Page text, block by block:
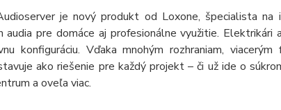
je nový produkt od Loxone, špecialista na
pre domáce aj profesionálne využitie. Elektrikári
konfiguráciu. Vďaka mnohým rozhraniam, viacerým
ako riešenie pre každý projekt – či už ide o
a oveľa viac.